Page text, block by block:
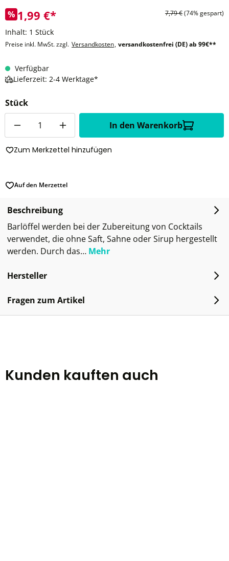
% 1,99 €* 7,79 €(74% gespart)
Inhalt: 1 Stück
Preise inkl. MwSt. zzgl. Versandkosten, versandkostenfrei (DE) ab 99€**
Verfügbar
Lieferzeit: 2-4 Werktage*
Stück
In den Warenkorb
Zum Merkzettel hinzufügen
Auf den Merzettel
Beschreibung
Barlöffel werden bei der Zubereitung von Cocktails
verwendet, die ohne Saft, Sahne oder Sirup hergestellt
werden. Durch das… Mehr
Hersteller
Fragen zum Artikel
Kunden kauften auch